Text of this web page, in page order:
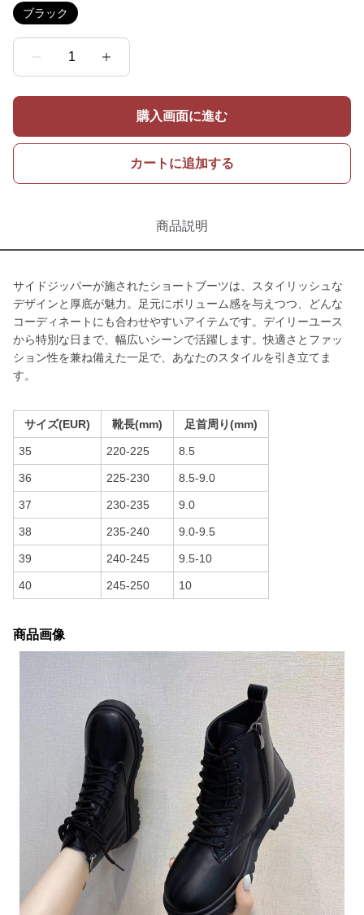
ブラック
1
購入画面に進む
カートに追加する
商品説明
サイドジッパーが施されたショートブーツは、スタイリッシュな
デザインと厚底が魅力。足元にボリューム感を与えつつ、どんな
コーディネートにも合わせやすいアイテムです。デイリーユース
から特別な日まで、幅広いシーンで活躍します。快適さとファッ
ション性を兼ね備えた一足で、あなたのスタイルを引き立てま
す。
サイズ(EUR) 靴長(mm) 足首周り(mm)
35 220-225 8.5
36 225-230 8.5-9.0
37 230-235 9.0
38 235-240 9.0-9.5
39 240-245 9.5-10
40 245-250 10
商品画像